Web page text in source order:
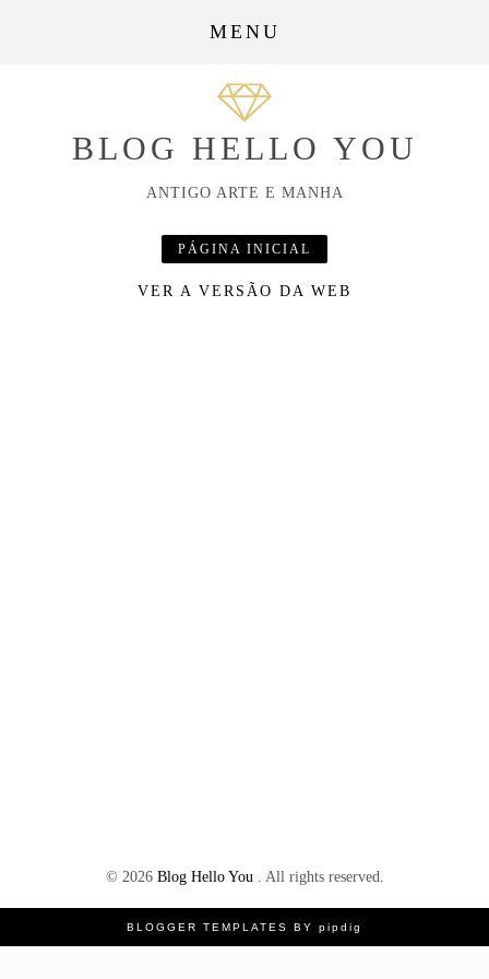
MENU
BLOG HELLO YOU
ANTIGO ARTE E MANHA
PÁGINA INICIAL
VER A VERSÃO DA WEB
© 2026 Blog Hello You . All rights reserved.
BLOGGER TEMPLATES BY pipdig